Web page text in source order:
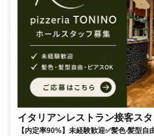
イタリアンレストラン接客ス
【内定率90%】未経験歓迎✅️髪⾊‧髪型⾃